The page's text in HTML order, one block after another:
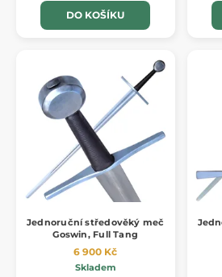
DO KOŠÍKU
Jednoruční středověký meč
Goswin, Full Tang
6 900 Kč
Skladem